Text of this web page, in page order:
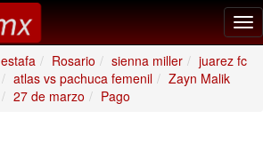
estafa Rosario sienna miller
juarez fc
atlas vs pachuca femenil
Zayn Malik
27 de marzo
Pago